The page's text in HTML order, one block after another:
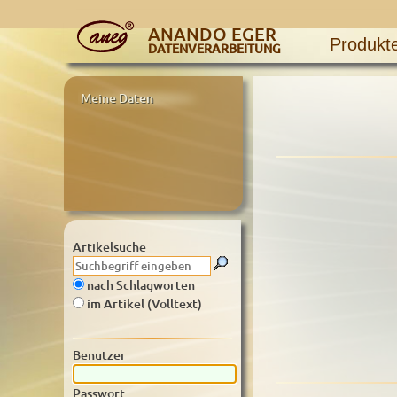
ANANDO EGER
DATENVERARBEITUNG
Meine Daten
Artikelsuche
nach Schlagworten
im Artikel (Volltext)
Benutzer
Passwort